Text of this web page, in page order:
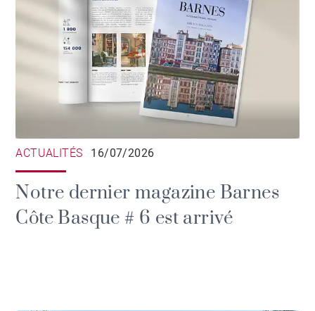
ACTUALITÉS 16/07/2026
Notre dernier magazine Barnes
Côte Basque # 6 est arrivé